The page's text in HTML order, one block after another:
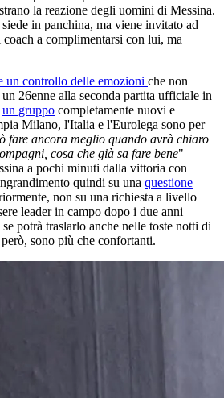
la reazione degli uomini di Messina.
in panchina, ma viene invitato ad
a complimentarsi con lui, ma
un controllo delle emozioni che non
26enne alla seconda partita ufficiale in
un gruppo completamente nuovi e
Milano, l'Italia e l'Eurolega sono per
fare ancora meglio quando avrà chiaro
cosa che già sa fare bene"
a pochi minuti dalla vittoria con
quindi su una questione
non su una richiesta a livello
leader in campo dopo i due anni
potrà traslarlo anche nelle toste notti di
però, sono più che confortanti.